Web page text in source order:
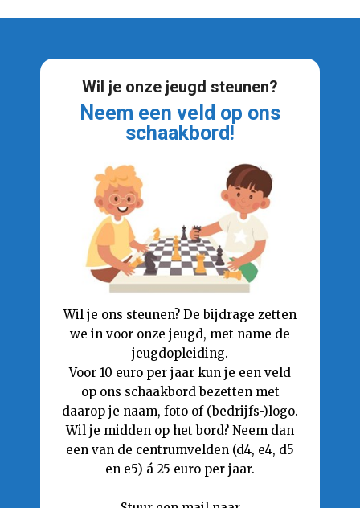
Wil je onze jeugd steunen?
Neem een veld op ons
schaakbord!
Wil je ons steunen? De bijdrage zetten
we in voor onze jeugd, met name de
jeugdopleiding.
Voor 10 euro per jaar kun je een veld
op ons schaakbord bezetten met
daarop je naam, foto of (bedrijfs-)logo.
Wil je midden op het bord? Neem dan
een van de centrumvelden (d4, e4, d5
en e5) á 25 euro per jaar.